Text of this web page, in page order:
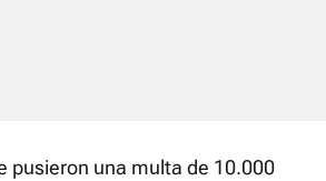
pusieron una multa de 10.000